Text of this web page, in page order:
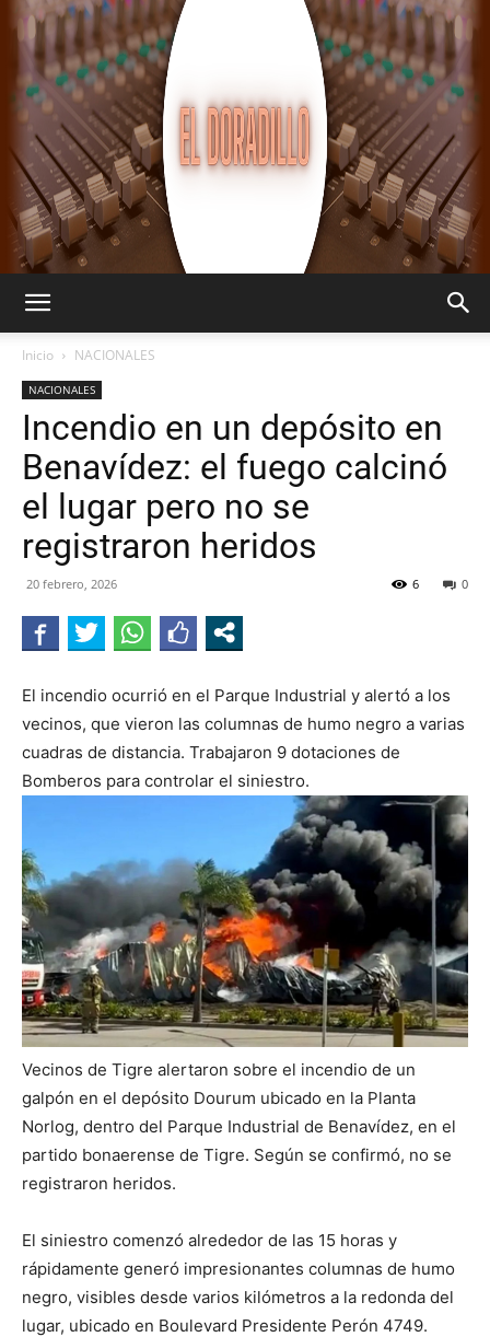
DORADILLO
RADIO
Inicio NACIONALES
NACIONALES
Incendio en un depósito en
Benavídez: el fuego calcinó
el lugar pero no se
registraron heridos
20 febrero, 2026 0
6
El incendio ocurrió en el Parque Industrial y alertó a los
vecinos, que vieron las columnas de humo negro a varias
cuadras de distancia. Trabajaron 9 dotaciones de
Bomberos para controlar el siniestro.
Vecinos de Tigre alertaron sobre el incendio de un
galpón en el depósito Dourum ubicado en la Planta
Norlog, dentro del Parque Industrial de Benavídez, en el
partido bonaerense de Tigre. Según se confirmó, no se
registraron heridos.
El siniestro comenzó alrededor de las 15 horas y
rápidamente generó impresionantes columnas de humo
negro, visibles desde varios kilómetros a la redonda del
lugar, ubicado en Boulevard Presidente Perón 4749.